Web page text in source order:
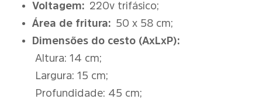
Voltagem: 220v trifásico;
Área de fritura: 50 x 58 cm;
Dimensões do cesto (AxLxP):
Altura: 14 cm;
Largura: 15 cm;
Profundidade: 45 cm;